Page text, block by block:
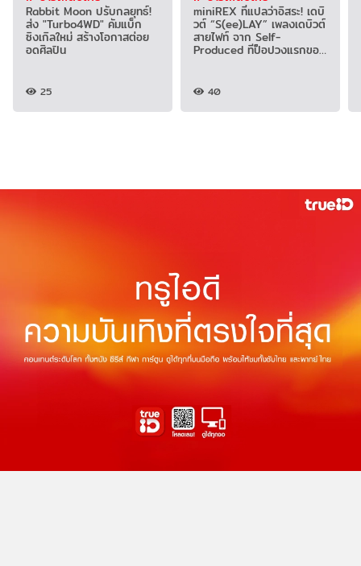
Rabbit Moon ปรับกลยุทธ์!
ส่ง "Turbo4WD" คัมแบ็ก
ซิงเกิลใหม่ สร้างโอกาสต่อย
อดศิลปิน
25
miniREX ที่แปลว่าอิสระ! เดบิ
วต์ “S(ee)LAY” เพลงเดบิวต์
สายไฟท์ จาก Self-
Produced ทีป็อปวงแรกของ
40